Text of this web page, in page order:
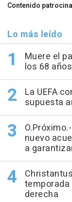
Contenido
Lo más leído
Muere el
los 68 años
La UEFA
supuesta
nuevo
a
temporada
derecha